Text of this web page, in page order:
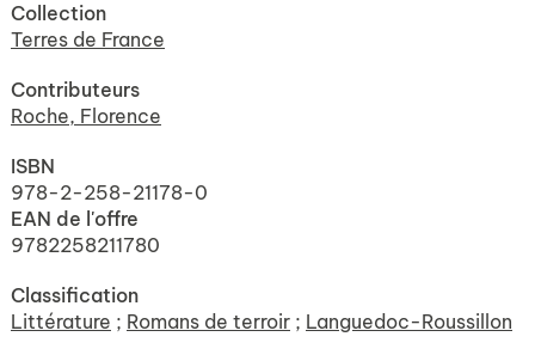
Collection
Terres de France
Contributeurs
Roche, Florence
ISBN
978-2-258-21178-0
EAN de l'offre
9782258211780
Classification
Littérature ; Romans de terroir ; Languedoc-Roussillon